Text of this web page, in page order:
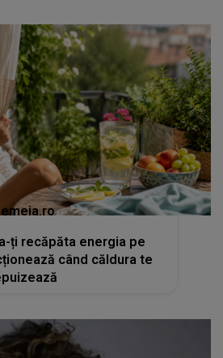
ți recăpăta energia pe
când căldura te